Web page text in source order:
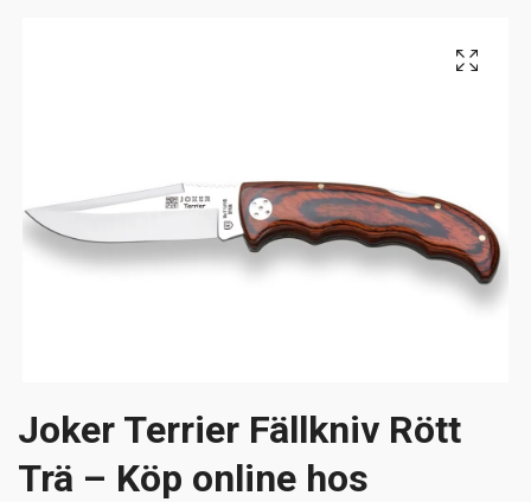
Joker Terrier Fällkniv Rött
Trä – Köp online hos